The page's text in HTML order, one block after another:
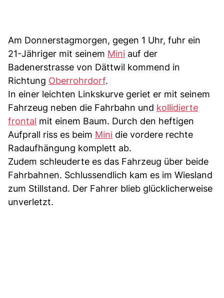
Am Donnerstagmorgen, gegen 1 Uhr, fuhr ein
21-Jähriger mit seinem Mini auf der
Badenerstrasse von Dättwil kommend in
Richtung Oberrohrdorf.
In einer leichten Linkskurve geriet er mit seinem
Fahrzeug neben die Fahrbahn und kollidierte
frontal mit einem Baum. Durch den heftigen
Aufprall riss es beim Mini die vordere rechte
Radaufhängung komplett ab.
Zudem schleuderte es das Fahrzeug über beide
Fahrbahnen. Schlussendlich kam es im Wiesland
zum Stillstand. Der Fahrer blieb glücklicherweise
unverletzt.